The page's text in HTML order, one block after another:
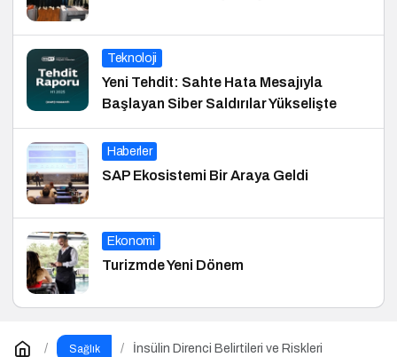
Teknoloji
Yeni Tehdit: Sahte Hata Mesajıyla
Başlayan Siber Saldırılar Yükselişte
Haberler
SAP Ekosistemi Bir Araya Geldi
Ekonomi
Turizmde Yeni Dönem
Sağlık İnsülin Direnci Belirtileri ve Riskleri